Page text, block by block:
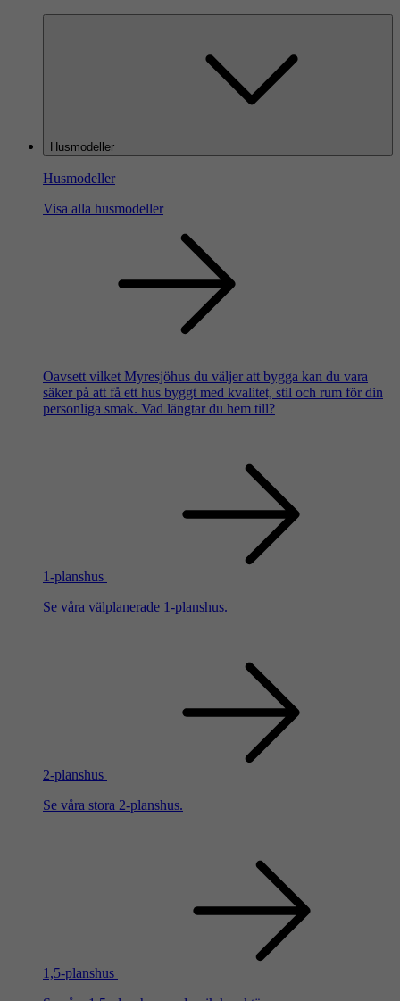
Husmodeller
Husmodeller
Visa alla husmodeller
Oavsett vilket Myresjöhus du väljer att bygga kan du vara
säker på att få ett hus byggt med kvalitet, stil och rum för din
personliga smak. Vad längtar du hem till?
1-planshus
Se våra välplanerade 1-planshus.
2-planshus
Se våra stora 2-planshus.
1,5-planshus